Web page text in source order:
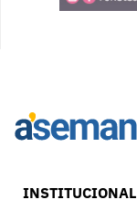
INSTITUCIONAL